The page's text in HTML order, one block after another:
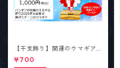
【干支飾り】開運のウマギア
【少数生産】
¥700